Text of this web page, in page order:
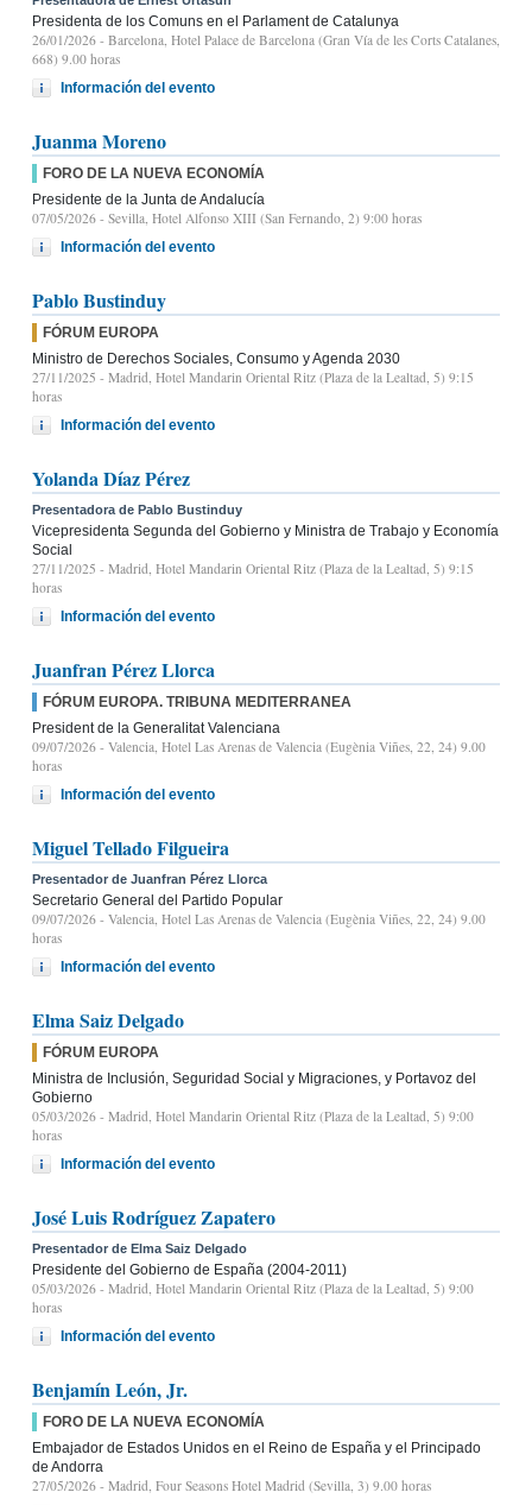
Presidenta de los Comuns en el Parlament de Catalunya
26/01/2026 - Barcelona, Hotel Palace de Barcelona (Gran Vía de les Corts Catalanes,
668) 9.00 horas
Información del evento
Juanma Moreno
FORO DE LA NUEVA ECONOMÍA
Presidente de la Junta de Andalucía
07/05/2026 - Sevilla, Hotel Alfonso XIII (San Fernando, 2) 9:00 horas
Información del evento
Pablo Bustinduy
FÓRUM EUROPA
Ministro de Derechos Sociales, Consumo y Agenda 2030
27/11/2025 - Madrid, Hotel Mandarin Oriental Ritz (Plaza de la Lealtad, 5) 9:15
horas
Información del evento
Yolanda Díaz Pérez
Presentadora de Pablo Bustinduy
Vicepresidenta Segunda del Gobierno y Ministra de Trabajo y Economía
Social
27/11/2025 - Madrid, Hotel Mandarin Oriental Ritz (Plaza de la Lealtad, 5) 9:15
horas
Información del evento
Juanfran Pérez Llorca
FÓRUM EUROPA. TRIBUNA MEDITERRANEA
President de la Generalitat Valenciana
09/07/2026 - Valencia, Hotel Las Arenas de Valencia (Eugènia Viñes, 22, 24) 9.00
horas
Información del evento
Miguel Tellado Filgueira
Presentador de Juanfran Pérez Llorca
Secretario General del Partido Popular
09/07/2026 - Valencia, Hotel Las Arenas de Valencia (Eugènia Viñes, 22, 24) 9.00
horas
Información del evento
Elma Saiz Delgado
FÓRUM EUROPA
Ministra de Inclusión, Seguridad Social y Migraciones, y Portavoz del
Gobierno
05/03/2026 - Madrid, Hotel Mandarin Oriental Ritz (Plaza de la Lealtad, 5) 9:00
horas
Información del evento
José Luis Rodríguez Zapatero
Presentador de Elma Saiz Delgado
Presidente del Gobierno de España (2004-2011)
05/03/2026 - Madrid, Hotel Mandarin Oriental Ritz (Plaza de la Lealtad, 5) 9:00
horas
Información del evento
Benjamín León, Jr.
FORO DE LA NUEVA ECONOMÍA
Embajador de Estados Unidos en el Reino de España y el Principado
de Andorra
27/05/2026 - Madrid, Four Seasons Hotel Madrid (Sevilla, 3) 9.00 horas